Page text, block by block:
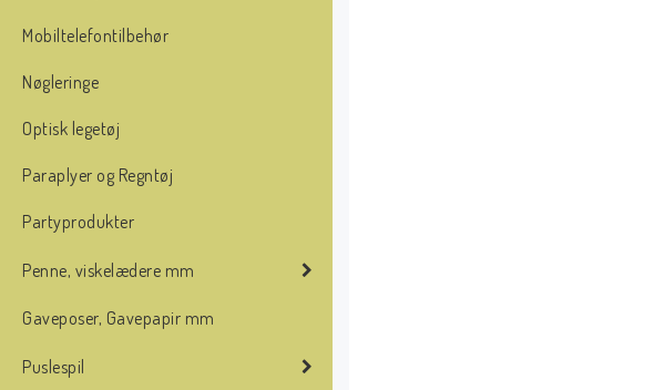
Mobiltelefontilbehør
Nøgleringe
Optisk legetøj
Paraplyer og Regntøj
Partyprodukter
Penne, viskelædere mm
Gaveposer, Gavepapir mm
Puslespil